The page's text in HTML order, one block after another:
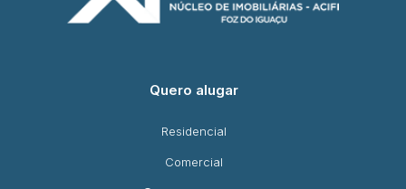
Quero alugar
Residencial
Comercial